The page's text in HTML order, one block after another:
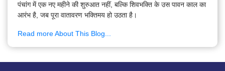
पंचांग में एक नए महीने की शुरुआत नहीं, बल्कि शिवभक्ति के उस पावन काल का
आरंभ है, जब पूरा वातावरण भक्तिमय हो उठता है।
Read more About This Blog...